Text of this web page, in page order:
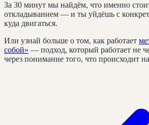
За 30 минут мы найдём, что именно
откладыванием — и ты уйдёшь с
куда двигаться.
Или узнай больше о том, как работает
собой» — подход, который работает не
через понимание того, что происходит